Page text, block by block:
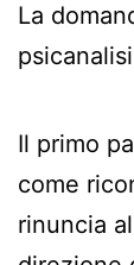
La
Il primo
come
rinuncia